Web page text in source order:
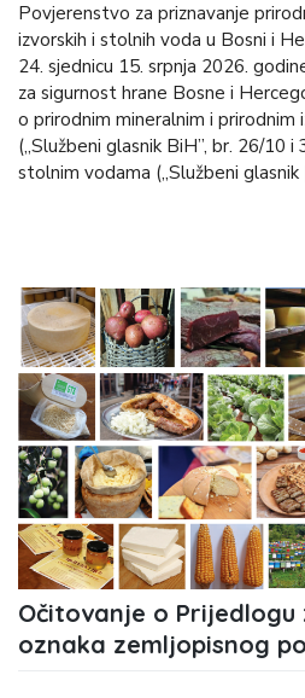
Povjerenstvo za priznavanje
izvorskih i stolnih voda u Bosni i
24. sjednicu 15. srpnja 2026.
za sigurnost hrane Bosne i
o prirodnim mineralnim i prirodnim
(„Službeni glasnik BiH”, br. 26/10
stolnim vodama („Službeni
Očitovanje o
oznaka zemljopisnog